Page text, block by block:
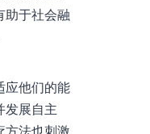
助于社会融
应他们的能
发展自主